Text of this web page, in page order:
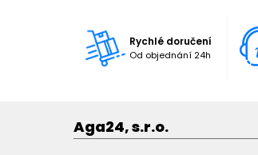
Rychlé doručení
Od objednání 24h
Aga24, s.r.o.